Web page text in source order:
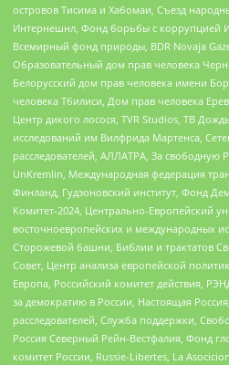
островов Тисима и Хабомаи, Съезд
Интернешнл, Фонд борьбы с коррупцией
Всемирный фонд природы, BDR Novaja
Образовательный дом прав человека
Белорусский дом прав человека имени
человека Тбилиси, Дом прав человека
Центр дикого лосося, TVR Studios, ТВ
исследований им Вилфрида Мартенса,
расследователей, АЛЛАТРА, За свободную
UnKremlin, Международная федерация
Финланд, Гудзоновский институт, Фонд
Комитет-2024, Центрально-Европейский
восточноевропейских и международных
Сторожевой башни, Библии и трактатов
Совет, Центр анализа европейской
Европа, Российский комитет действия,
за демократию в России, Настоящая
расследователей, Служба поддержки,
Россия Северный Рейн-Вестфалия, Фонд
комитет России, Russie-Libertes, La